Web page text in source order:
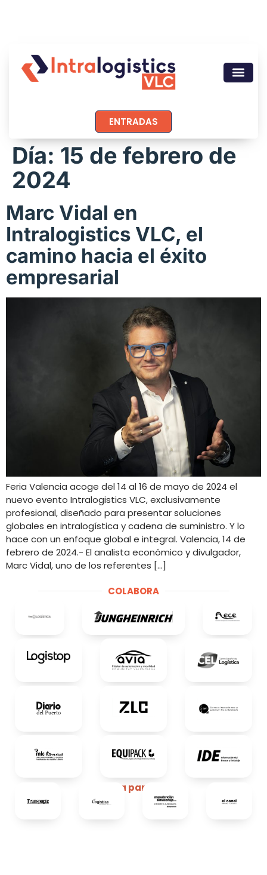
ENTRADAS
Día: 15 de febrero de
2024
Marc Vidal en
Intralogistics VLC, el
camino hacia el éxito
empresarial
Feria Valencia acoge del 14 al 16 de mayo de 2024 el
nuevo evento Intralogistics VLC, exclusivamente
profesional, diseñado para presentar soluciones
globales en intralogística y cadena de suministro. Y lo
hace con un enfoque global e integral. Valencia, 14 de
febrero de 2024.- El analista económico y divulgador,
Marc Vidal, uno de los referentes […]
COLABORA
Media partners